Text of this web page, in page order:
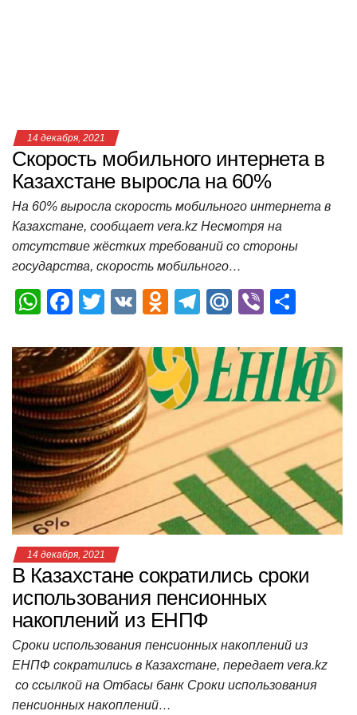
W
h
at
s
A
p
p
F
a
c
e
b
o
o
T
wi
tt
er
V
K
O
d
n
o
kl
a
ss
ki
T
el
e
gr
a
m
M
ail
.R
u
Vi
b
er
О
п
а
ь
14 декабря, 2021
В Казахстане сократились сроки
использования пенсионных
накоплений из ЕНПФ
Сроки использования пенсионных накоплений из
ЕНПФ сократились в Казахстане, передает vera.kz
со ссылкой на Отбасы банк Cроки использования
пенсионных накоплений…
W
h
at
s
A
F
a
c
e
b
T
wi
tt
er
V
K
O
d
n
o
kl
T
el
e
gr
a
M
.R
u
Vi
er п
р
а